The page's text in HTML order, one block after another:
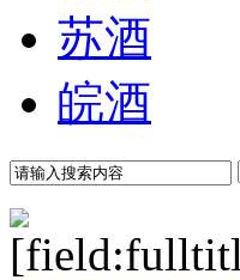
苏酒
皖酒